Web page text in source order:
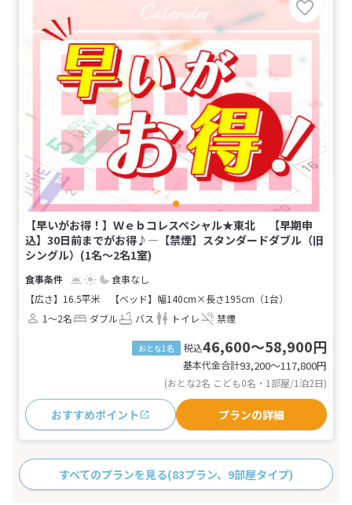
【早いがお得！】Ｗｅｂコレスペシャル★東北 【早期申
込】30日前までがお得♪―【禁煙】スタンダードダブル（旧
シングル）(1名～2名1室)
食事なし
【広さ】16.5平米
【ベッド】幅140cm×長さ195cm（1台）
1～2名
ダブル バス トイレ 禁煙
おとな1名 税込46,600～58,900円
基本代金合計93,200〜117,800円
(おとな2名 こども0名・1部屋/1泊2日)
おすすめポイント プランの詳細
すべてのプランを見る(83プラン、9部屋タイプ)